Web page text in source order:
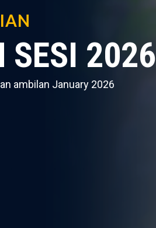
SESI 2026
ambilan January 2026